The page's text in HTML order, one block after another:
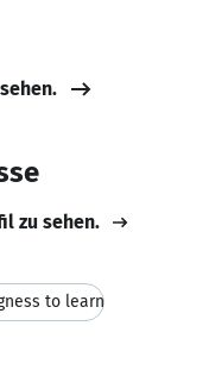
zu sehen.
to learn